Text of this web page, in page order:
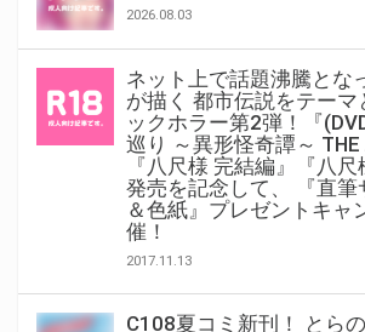
2026.08.03
ネット上で話題沸騰とな
が描く 都市伝説をテーマ
ックホラー第2弾！『
巡り ～異形怪奇譚～ THE
『八尺様 完結編』『八
発売を記念して、 『直筆
＆色紙』プレゼントキャ
催！
2017.11.13
C108夏コミ新刊！ とら